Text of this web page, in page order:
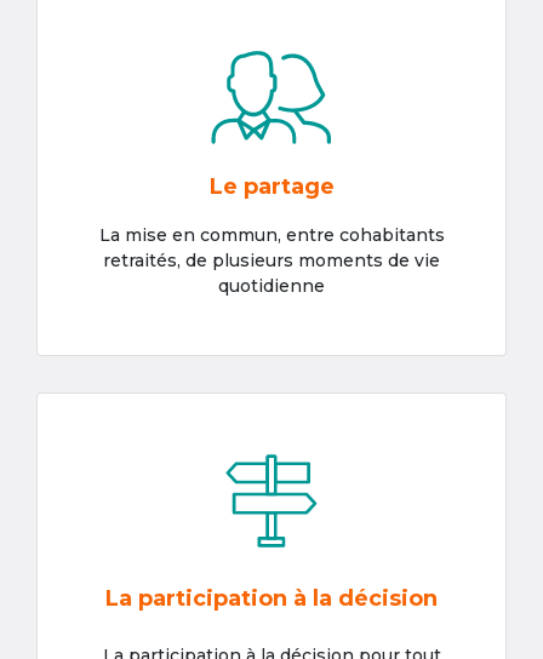
Le partage
La mise en commun, entre cohabitants
retraités, de plusieurs moments de vie
quotidienne
La participation à la décision